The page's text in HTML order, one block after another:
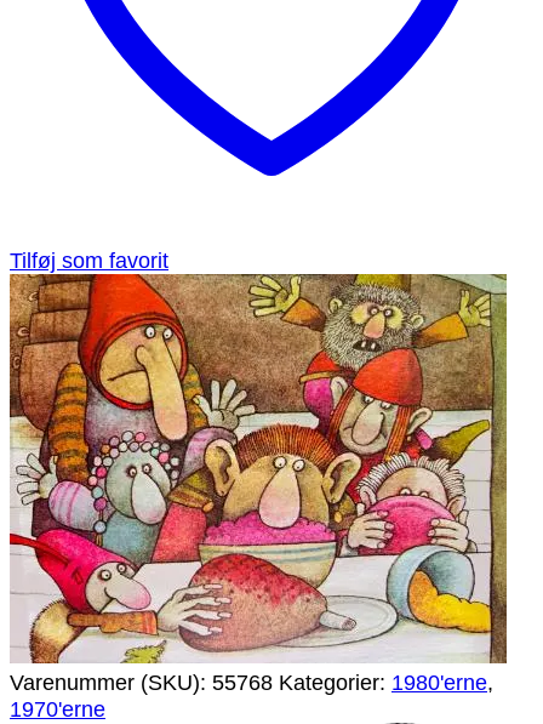
Tilføj som favorit
Varenummer (SKU): 55768 Kategorier: 1980'erne,
1970'erne